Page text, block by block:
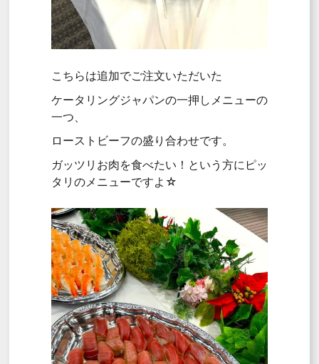
こちらは追加でご注文いただいた
ケータリングジャパンの一押しメニューの
一つ、
ローストビーフの盛り合わせです。
ガッツリお肉を食べたい！という方にピッ
タリのメニューですよ☆